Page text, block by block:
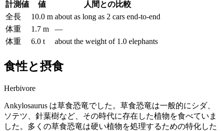
計測値 値
人間との比較
全長
10.0 m about as long as 2 cars end-to-end
体重
1.7 m
—
体重
6.0 t about the weight of 1.0 elephants
食性と摂食
Herbivore
Ankylosaurus は草食恐竜でした。草食恐竜は一般的にシダ、
ソテツ、針葉樹など、その時代に存在した植物を食べていま
した。多くの草食恐竜は硬い植物を処理するための特化した